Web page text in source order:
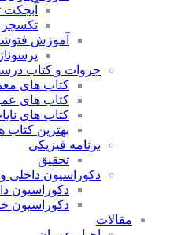
آموزش
پرسوناژ
جزوات و کتاب
کتاب های
کتاب های
کتاب های
بهترین
برنامه فیزیکی
تحقیق
دکوراسیون داخلی
دکوراسیون
دکوراسیون
مقالات